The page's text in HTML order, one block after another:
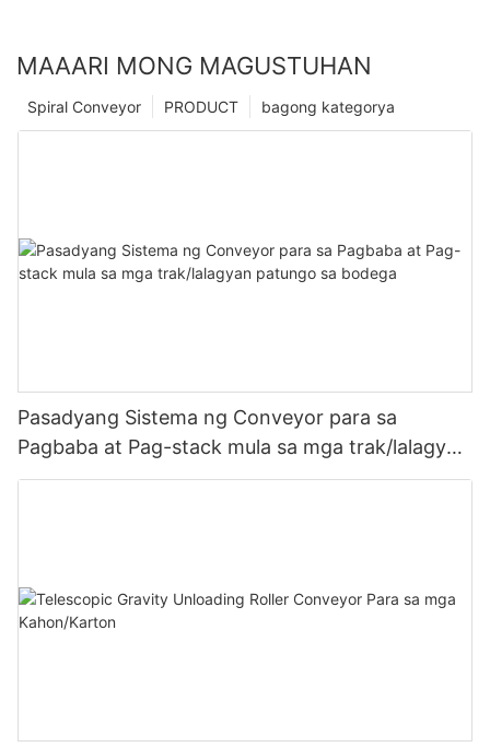
MAAARI MONG MAGUSTUHAN
bagong kategorya
PRODUCT
Spiral Conveyor
Pasadyang Sistema ng Conveyor para sa
Pagbaba at Pag-stack mula sa mga trak/lalagyan
patungo sa bodega